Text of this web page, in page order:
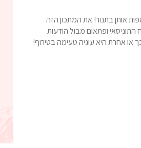
אותן בתנור! את המתכון הזה
ופתאום מבול הודעות
או אחרת היא עוגיה טעימה בטירוף!